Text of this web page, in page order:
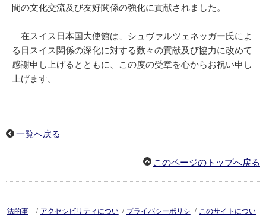
間の文化交流及び友好関係の強化に貢献されました。
在スイス日本国大使館は、シュヴァルツェネッガー氏によ
る日スイス関係の深化に対する数々の貢献及び協力に改めて
感謝申し上げるとともに、この度の受章を心からお祝い申し
上げます。
一覧へ戻る
このページのトップへ戻る
法的事 / アクセシビリティについ / プライバシーポリシ / このサイトについ